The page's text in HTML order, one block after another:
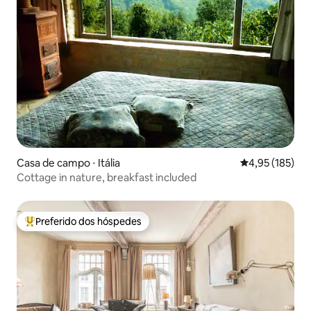
Casa de campo ⋅ Itália 4,95 de uma
4,95 (185)
Cottage in nature, breakfast included
Entre os melhores preferidos dos hóspedes
Preferido dos hóspedes